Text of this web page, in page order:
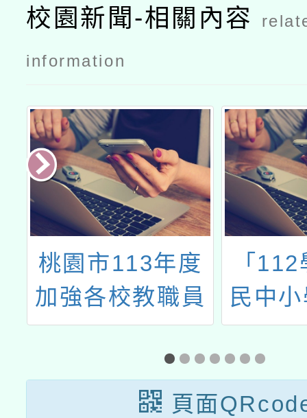
校園新聞-相關內容
information
桃園市113年度
加強各校教職員
及家長特 教知能
「
民中
學生學
材研
高
頁面